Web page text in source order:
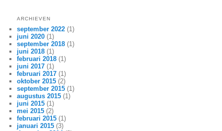
ARCHIEVEN
september 2022 (1)
juni 2020 (1)
september 2018 (1)
juni 2018 (1)
februari 2018 (1)
juni 2017 (1)
februari 2017 (1)
oktober 2015 (2)
september 2015 (1)
augustus 2015 (1)
juni 2015 (1)
mei 2015 (2)
februari 2015 (1)
januari 2015 (3)